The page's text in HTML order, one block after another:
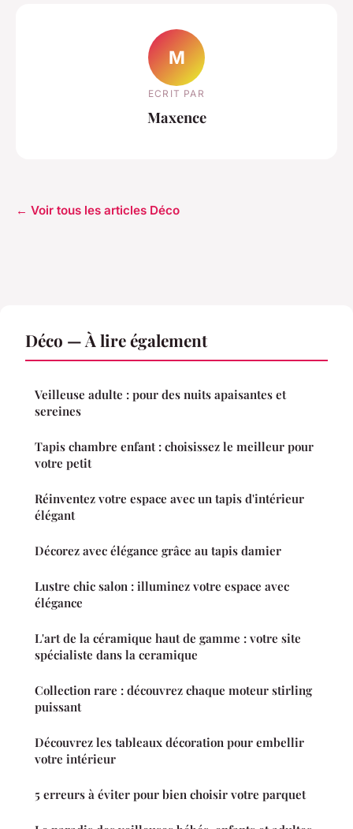
M
ECRIT PAR
Maxence
← Voir tous les articles Déco
Déco — À lire également
Veilleuse adulte : pour des nuits apaisantes et
sereines
Tapis chambre enfant : choisissez le meilleur pour
votre petit
Réinventez votre espace avec un tapis d'intérieur
élégant
Décorez avec élégance grâce au tapis damier
Lustre chic salon : illuminez votre espace avec
élégance
L'art de la céramique haut de gamme : votre site
spécialiste dans la ceramique
Collection rare : découvrez chaque moteur stirling
puissant
Découvrez les tableaux décoration pour embellir
votre intérieur
5 erreurs à éviter pour bien choisir votre parquet